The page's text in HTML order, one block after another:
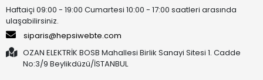
Haftaiçi 09:00 - 19:00 Cumartesi 10:00 - 17:00 saatleri arasında
ulaşabilirsiniz.
siparis@hepsiwebte.com
OZAN ELEKTRİK BOSB Mahallesi Birlik Sanayi Sitesi 1. Cadde
No:3/9 Beylikdüzü/İSTANBUL